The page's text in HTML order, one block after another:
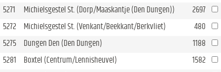
5271
Michielsgestel St. (Dorp/Maaskantje (Den Dungen))
2697
5272
Michielsgestel St. (Venkant/Beekkant/Berkvliet)
480
5275
Dungen Den (Den Dungen)
1188
5281
Boxtel (Centrum/Lennisheuvel)
1582